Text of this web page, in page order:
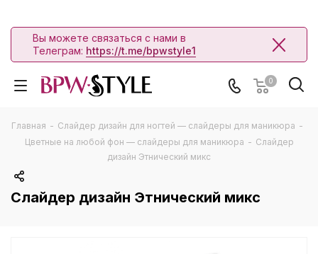
Вы можете связаться с нами в
Телеграм: https://t.me/bpwstyle1
0
Главная - Слайдер дизайн для ногтей — слайдеры для маникюра -
Цветные на любой фон — слайдеры для маникюра - Слайдер
дизайн Этнический микс
Слайдер дизайн Этнический микс